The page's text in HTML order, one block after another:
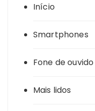
Início
Smartphones
Fone de ouvido
Mais lidos